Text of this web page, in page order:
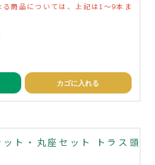
商品については、上記は1～9本ま
カゴに入れる
ト・丸座セット トラス頭